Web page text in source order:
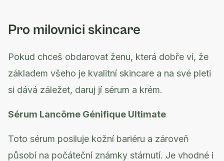
Pro milovnici skincare
Pokud chceš obdarovat ženu, která dobře ví, že
základem všeho je kvalitní skincare a na své pleti
si dává záležet, daruj jí sérum a krém.
Sérum Lancôme Génifique Ultimate
Toto sérum posiluje kožní bariéru a zároveň
působí na počáteční známky stárnutí. Je vhodné i